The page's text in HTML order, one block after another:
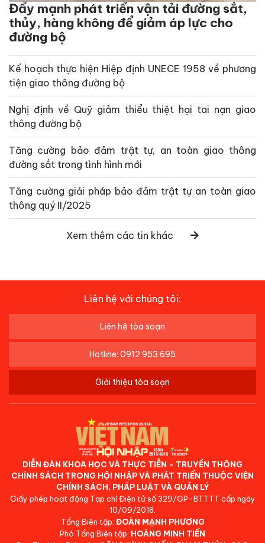
Đẩy mạnh phát triển vận tải đường sắt,
thủy, hàng không để giảm áp lực cho
đường bộ
Kế hoạch thực hiện Hiệp định UNECE 1958 về phương
tiện giao thông đường bộ
Nghị định về Quỹ giảm thiểu thiệt hại tai nạn giao
thông đường bộ
Tăng cường bảo đảm trật tự, an toàn giao thông
đường sắt trong tình hình mới
Tăng cường giải pháp bảo đảm trật tự an toàn giao
thông quý II/2025
Xem thêm các tin khác
Liên hệ với chúng tôi:
Liên hệ tòa soạn
Hotline: 0912 953 695
Giới thiệu tòa soạn
DIỄN ĐÀN KHOA HỌC VÀ THỰC TIỄN - TRUYỀN THÔNG
CHÍNH SÁCH TRONG HỘI NHẬP VÀ PHÁT TRIỂN THUỘC VIỆN
CHÍNH SÁCH, PHÁP LUẬT VÀ QUẢN LÝ
Giấy phép hoạt động Tạp chí Điện tử số 329/GP-BTTTT cấp ngày
10/09/2018.
Tổng Biên tập: ĐOÀN MẠNH PHƯƠNG
Phó Tổng Biên tập: HOÀNG MINH TIẾN